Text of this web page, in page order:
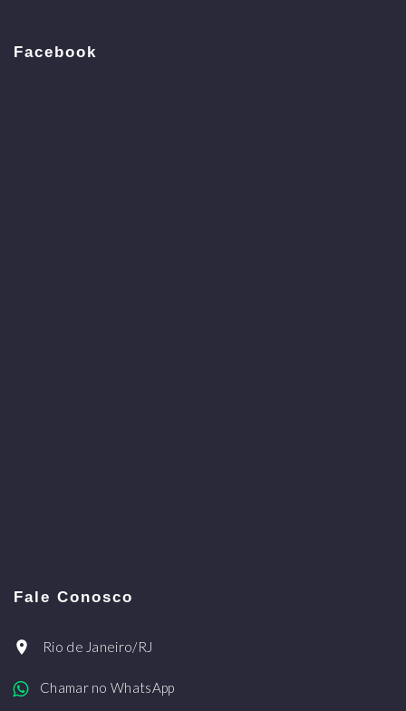
Facebook
Fale Conosco
Rio de Janeiro/RJ
Chamar no WhatsApp